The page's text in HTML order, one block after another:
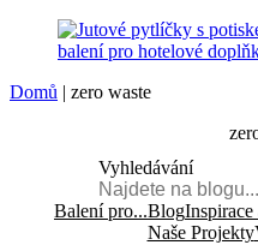
Domů | zero waste
Vyhledávání
Balení pro...Blog
Naše Projekty